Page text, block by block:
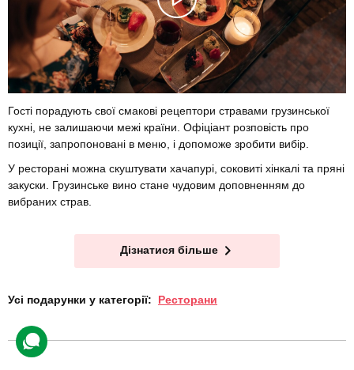
Гості порадують свої смакові рецептори стравами грузинської
кухні, не залишаючи межі країни. Офіціант розповість про
позиції, запропоновані в меню, і допоможе зробити вибір.
У ресторані можна скуштувати хачапурі, соковиті хінкалі та пряні
закуски. Грузинське вино стане чудовим доповненням до
вибраних страв.
Дізнатися більше
Усі подарунки у категорії: Ресторани